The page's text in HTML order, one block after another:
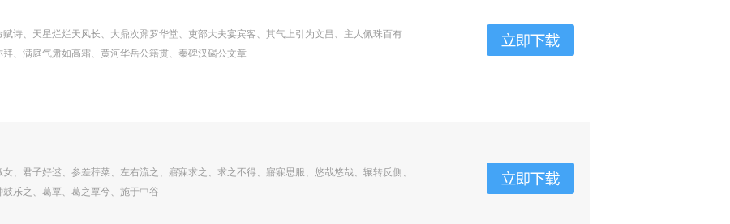
诗、天星烂烂天风长、大鼎次鼐罗华堂、吏部大夫宴宾客、其气上引为文昌、主人佩珠百有
、满庭气肃如高霜、黄河华岳公籍贯、秦碑汉碣公文章
、君子好逑、参差荇菜、左右流之、寤寐求之、求之不得、寤寐思服、悠哉悠哉、辗转反侧、
乐之、葛覃、葛之覃兮、施于中谷